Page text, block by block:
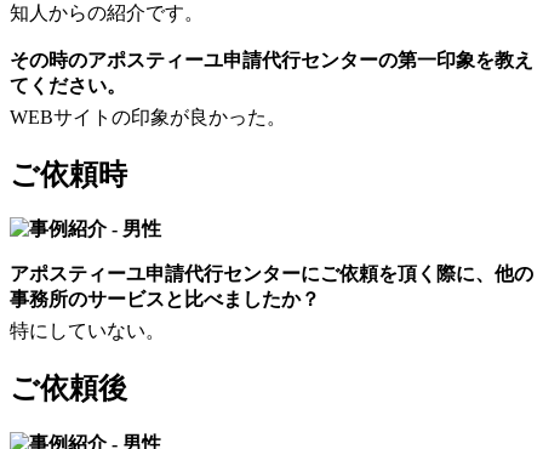
知人からの紹介です。
その時のアポスティーユ申請代行センターの第一印象を教え
てください。
WEBサイトの印象が良かった。
ご依頼時
アポスティーユ申請代行センターにご依頼を頂く際に、他の
事務所のサービスと比べましたか？
特にしていない。
ご依頼後